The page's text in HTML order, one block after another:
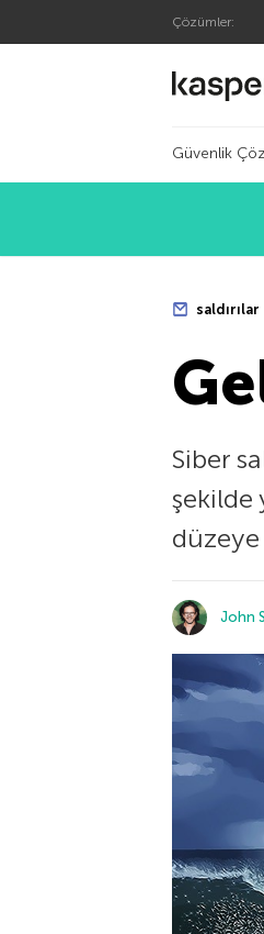
Çözümler:
Güvenlik
saldırılar
Siber
şekilde
John